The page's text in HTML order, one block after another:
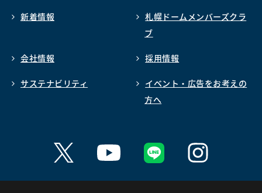
新着情報
札幌ドームメンバーズクラ
ブ
会社情報 採用情報
サステナビリティ
イベント・広告をお考えの
方へ